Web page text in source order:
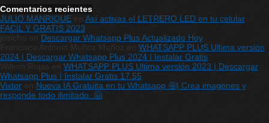
Comentarios recientes
JULIO MANRIQUE
Así activas el LETRERO LED en tu celular
FACIL Y GRATIS 2023
Descargar Whatsapp Plus Actualizado Hoy
WHATSAPP PLUS Ultima versión
2024 | Descargar Whatsapp Plus 2024 | Instalar Gratis
WHATSAPP PLUS Ultima versión 2023 | Descargar
Whatsapp Plus | Instalar Gratis 17.55
Vixtor
Nueva IA Gratuita en tu Whatsapp 🤩| Crea imagenes y
responde todo ilimitado. 🤗